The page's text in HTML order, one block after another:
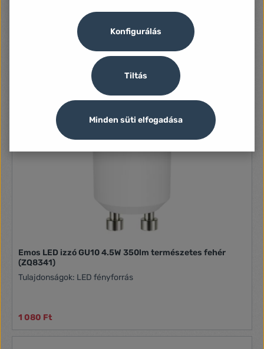
Emos LED izzó GU10 4.5W 350lm természetes fehér
(ZQ8341)
Tulajdonságok: LED fényforrás
1 080 Ft
Tiltás
Konfigurálás
Minden süti elfogadása